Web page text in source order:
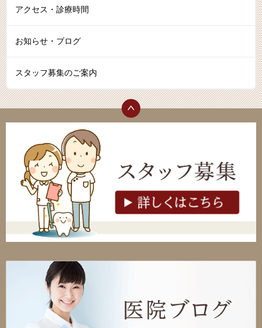
アクセス・診療時間
お知らせ・ブログ
スタッフ募集のご案内